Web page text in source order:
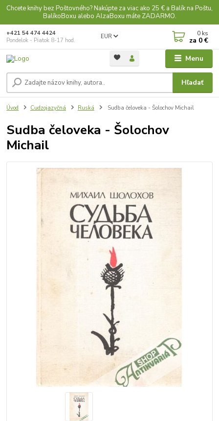
Chcete knihy bez Poštovného? Nakúpte za viac ako 25 € a Balík na Poštu,
BalíkoBoxu alebo AlzaBoxu máte ZADARMO.
Menu
EUR
Hľadať
+421 54 474 4424
Pondelok - Piatok 8-17 hod.
0 ks
za 0 €
Úvod Cudzojazyčná Ruská Sudba čeloveka - Šolochov Michail
Sudba čeloveka - Šolochov
Michail